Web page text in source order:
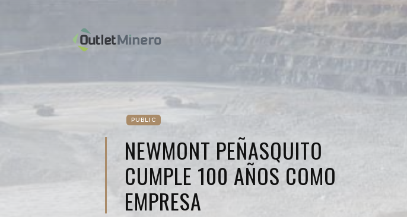
PUBLIC
NEWMONT PEÑASQUITO
CUMPLE 100 AÑOS COMO
EMPRESA